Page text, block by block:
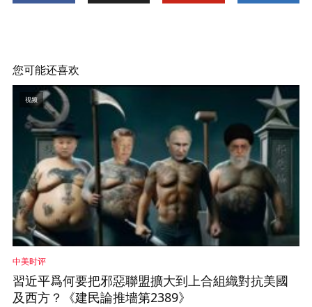
您可能还喜欢
视频
中美时评
習近平爲何要把邪惡聯盟擴大到上合組織對抗美國
及西方？《建民論推墻第2389》